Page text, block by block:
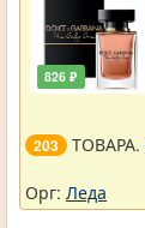
826 ₽
203 ТОВАРА.
Орг: Леда